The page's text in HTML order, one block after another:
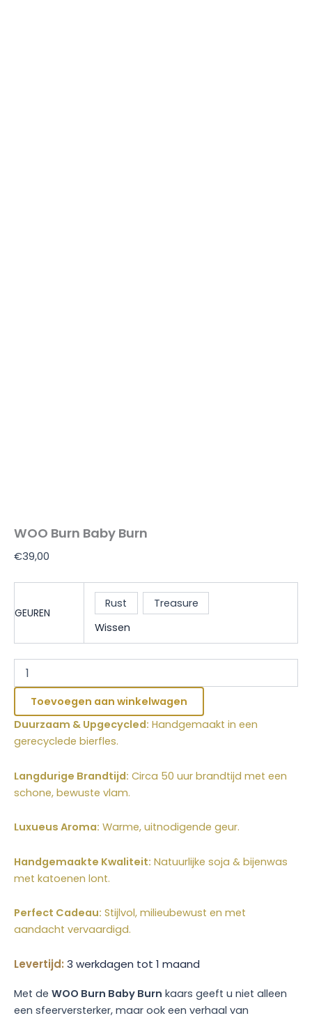
WOO Burn Baby Burn
€39,00
GEUREN
Rust
Treasure
Wissen
Toevoegen aan winkelwagen
Duurzaam & Upgecycled: Handgemaakt in een
gerecyclede bierfles.
Langdurige Brandtijd: Circa 50 uur brandtijd met een
schone, bewuste vlam.
Luxueus Aroma: Warme, uitnodigende geur.
Handgemaakte Kwaliteit: Natuurlijke soja & bijenwas
met katoenen lont.
Perfect Cadeau: Stijlvol, milieubewust en met
aandacht vervaardigd.
Levertijd: 3 werkdagen tot 1 maand
Met de WOO Burn Baby Burn kaars geeft u niet alleen
een sfeerversterker, maar ook een verhaal van